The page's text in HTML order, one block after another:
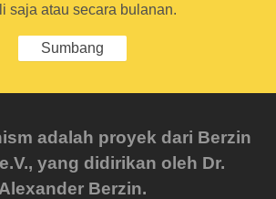
saja atau secara bulanan.
Sumbang
adalah proyek dari Berzin
yang didirikan oleh Dr.
Alexander Berzin.